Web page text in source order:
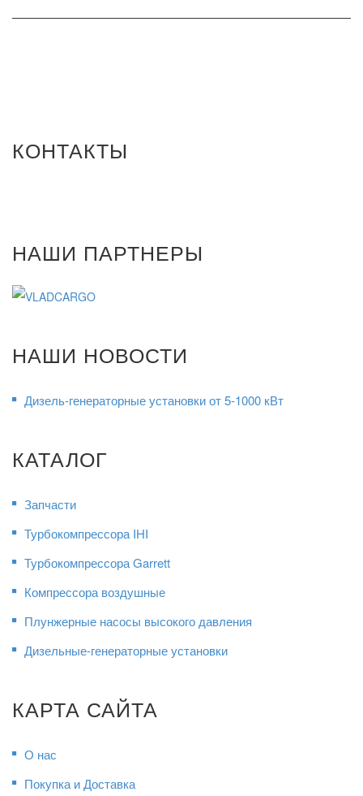
КОНТАКТЫ
НАШИ ПАРТНЕРЫ
НАШИ НОВОСТИ
Дизель-генераторные установки от 5-1000 кВт
КАТАЛОГ
Запчасти
Турбокомпрессора IHI
Турбокомпрессора Garrett
Компрессора воздушные
Плунжерные насосы высокого давления
Дизельные-генераторные установки
КАРТА САЙТА
О нас
Покупка и Доставка